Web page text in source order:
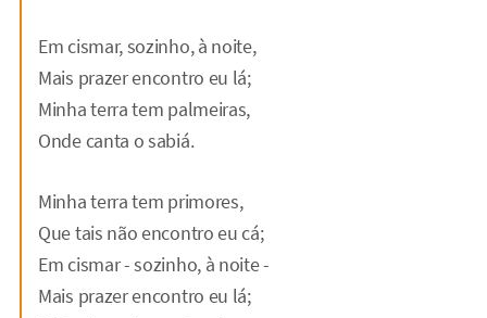
Em cismar, sozinho, à noite,
Mais prazer encontro eu lá;
Minha terra tem palmeiras,
Onde canta o sabiá.
Minha terra tem primores,
Que tais não encontro eu cá;
Em cismar - sozinho, à noite -
Mais prazer encontro eu lá;